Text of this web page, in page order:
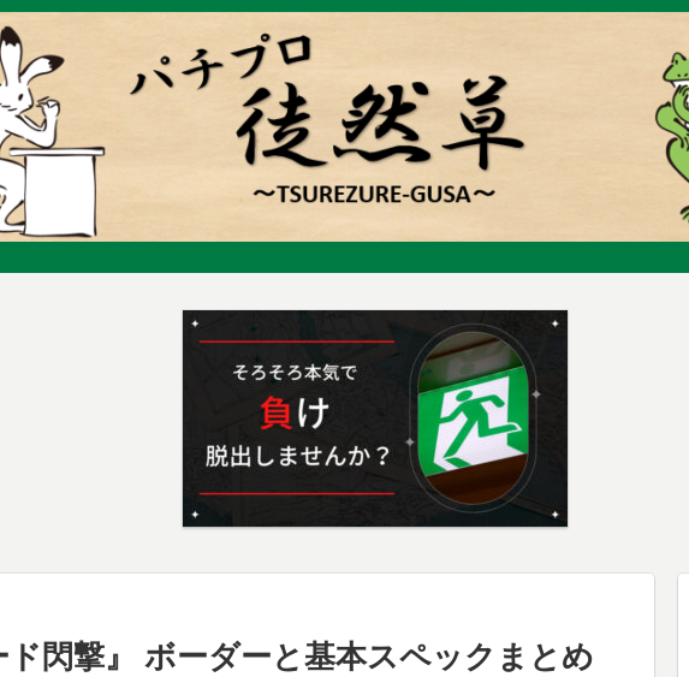
閃撃』 ボーダーと基本スペックまとめ